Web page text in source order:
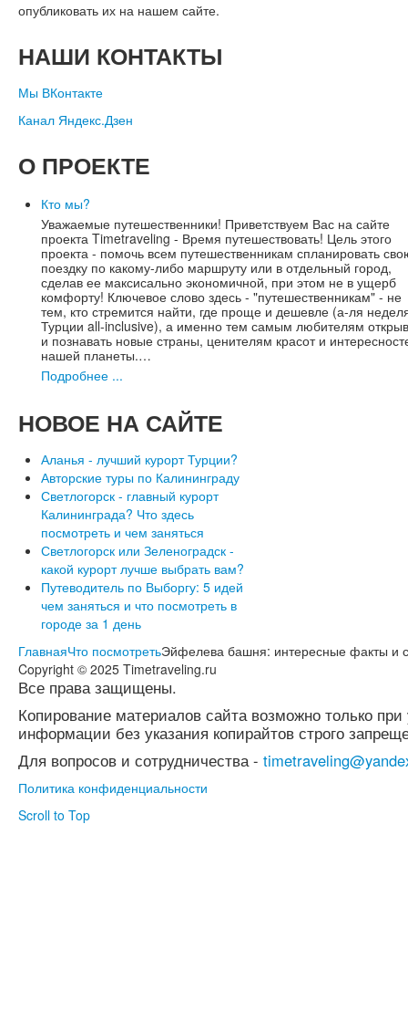
опубликовать их на нашем сайте.
НАШИ КОНТАКТЫ
Мы ВКонтакте
Канал Яндекс.Дзен
О ПРОЕКТЕ
Кто мы?
Уважаемые путешественники! Приветствуем Вас на сайте
проекта Timetraveling - Время путешествовать! Цель этого
проекта - помочь всем путешественникам спланировать
поездку по какому-либо маршруту или в отдельный город,
сделав ее максисально экономичной, при этом не в ущерб
комфорту! Ключевое слово здесь - "путешественникам" - не
тем, кто стремится найти, где проще и дешевле (а-ля
Турции all-inclusive), а именно тем самым любителям
и познавать новые страны, ценителям красот и
нашей планеты.…
Подробнее ...
НОВОЕ НА САЙТЕ
Аланья - лучший курорт Турции?
Авторские туры по Калининграду
Светлогорск - главный курорт
Калининграда? Что здесь
посмотреть и чем заняться
Светлогорск или Зеленоградск -
какой курорт лучше выбрать вам?
Путеводитель по Выборгу: 5 идей
чем заняться и что посмотреть в
городе за 1 день
ГлавнаяЧто посмотретьЭйфелева башня: интересные факты и
Copyright © 2025 Timetraveling.ru
Все права защищены.
Копирование материалов сайта возможно только
информации без указания копирайтов строго
Для вопросов и сотрудничества -
Политика конфиденциальности
Scroll to Top